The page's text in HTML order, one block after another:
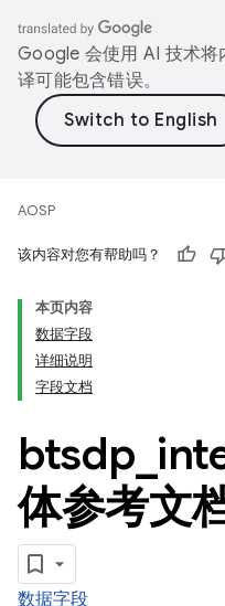
Google 会使用 AI 技术将
译可能包含错误。
AOSP
该内容对您有帮助吗？
本页内容
数据字段
详细说明
字段文档
btsdp
体参考文
数据字段